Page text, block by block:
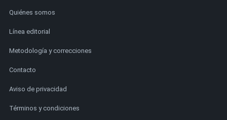
Quiénes somos
Línea editorial
Metodología y correcciones
Contacto
Aviso de privacidad
Términos y condiciones